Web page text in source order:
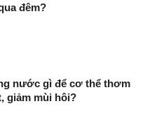
đêm?
nước gì để cơ thể thơm
giảm mùi hôi?